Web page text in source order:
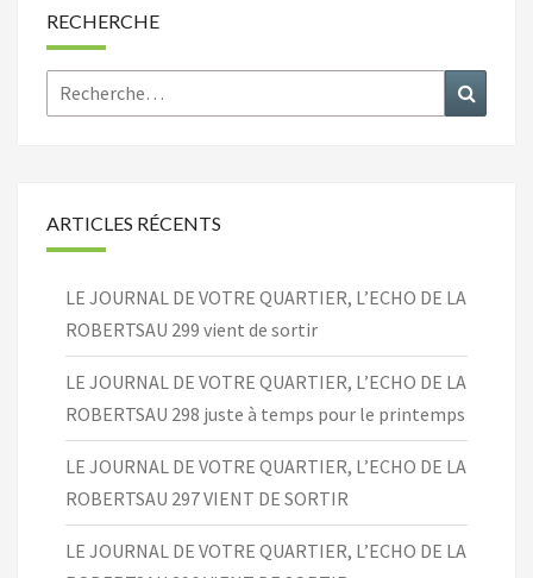
RECHERCHE
Rechercher :
ARTICLES RÉCENTS
LE JOURNAL DE VOTRE QUARTIER, L’ECHO DE LA
ROBERTSAU 299 vient de sortir
LE JOURNAL DE VOTRE QUARTIER, L’ECHO DE LA
ROBERTSAU 298 juste à temps pour le printemps
LE JOURNAL DE VOTRE QUARTIER, L’ECHO DE LA
ROBERTSAU 297 VIENT DE SORTIR
LE JOURNAL DE VOTRE QUARTIER, L’ECHO DE LA